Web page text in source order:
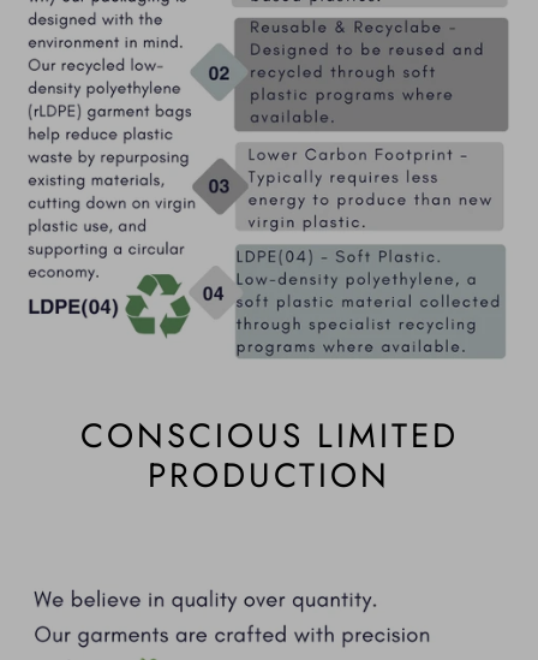
CONSCIOUS LIMITED
PRODUCTION